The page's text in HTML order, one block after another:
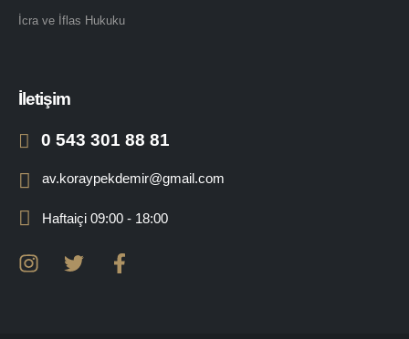
İcra ve İflas Hukuku
İletişim
0 543 301 88 81
av.koraypekdemir@gmail.com
Haftaiçi 09:00 - 18:00